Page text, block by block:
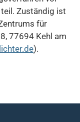
Zuständig ist
für
77694 Kehl am
).